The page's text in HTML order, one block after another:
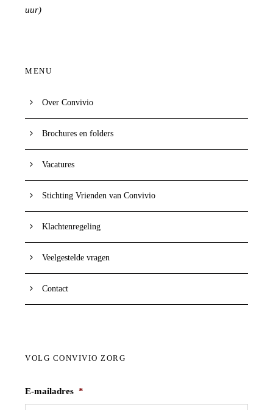
uur)
MENU
Over Convivio
Brochures en folders
Vacatures
Stichting Vrienden van Convivio
Klachtenregeling
Veelgestelde vragen
Contact
VOLG CONVIVIO ZORG
E-mailadres *